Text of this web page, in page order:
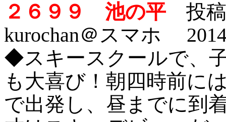
２６９９ 池の平 投
kurochan＠スマホ
◆スキースクールで、
も大喜び！朝四時前に
で出発し、昼までに到